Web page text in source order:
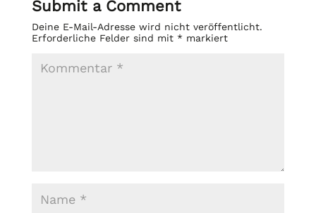
Submit a Comment
Deine E-Mail-Adresse wird nicht veröffentlicht.
Erforderliche Felder sind mit *markiert